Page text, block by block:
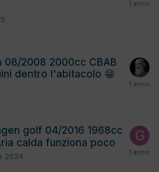
08/2008 2000cc CBAB
dentro l'abitacolo 😁
golf 04/2016 1968cc
calda funziona poco
2024